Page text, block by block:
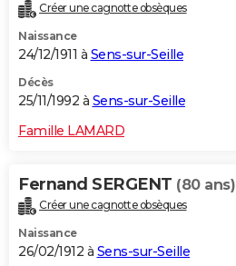
Créer une cagnotte obsèques
Naissance
24/12/1911 à Sens-sur-Seille
Décès
25/11/1992 à Sens-sur-Seille
Famille LAMARD
Fernand SERGENT (80 ans)
Créer une cagnotte obsèques
Naissance
26/02/1912 à Sens-sur-Seille